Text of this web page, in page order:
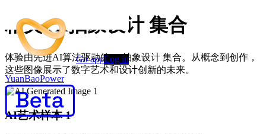
YuanBaoPower
Go appLog in
精美 AI抽象设计 集合
体验由先进AI算法驱动的 AI抽象设计 集合。从概念到创作，
这些图像展示了数字艺术和设计创新的未来。
AI艺术样本 1